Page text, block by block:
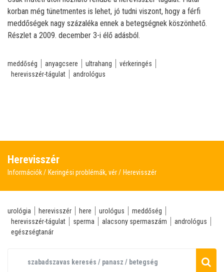
korban még tünetmentes is lehet, jó tudni viszont, hogy a férfi
meddőségek nagy százaléka ennek a betegségnek köszönhető.
Részlet a 2009. december 3-i élő adásból.
meddőség anyagcsere ultrahang
vérkeringés
herevisszér-tágulat
andrológus
Herevisszér
Információk Keringési problémák, vér Herevisszér
urológia herevisszér here urológus
meddőség
herevisszér-tágulat
sperma alacsony spermaszám
andrológus
egészségtanár